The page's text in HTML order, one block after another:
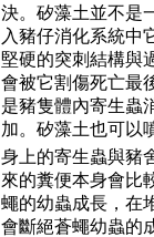
決。矽藻土並不是
入豬仔消化系統中
堅硬的突刺結構與
會被它割傷死亡最
是豬隻體內寄生蟲
加。矽藻土也可以
身上的寄生蟲與豬
來的糞便本身會比
蠅的幼蟲成長，在
會斷絕蒼蠅幼蟲的